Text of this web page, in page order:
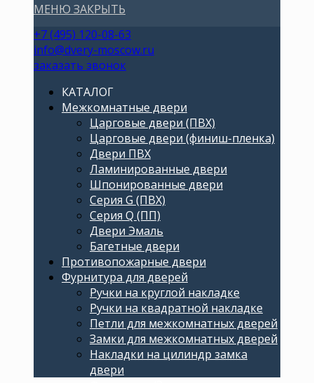
МЕНЮ ЗАКРЫТЬ
+7 (495) 120-08-63
info@dvery-moscow.ru
заказать звонок
КАТАЛОГ
Межкомнатные двери
Царговые двери (ПВХ)
Царговые двери (финиш-пленка)
Двери ПВХ
Ламинированные двери
Шпонированные двери
Серия G (ПВХ)
Серия Q (ПП)
Двери Эмаль
Багетные двери
Противопожарные двери
Фурнитура для дверей
Ручки на круглой накладке
Ручки на квадратной накладке
Петли для межкомнатных дверей
Замки для межкомнатных дверей
Накладки на цилиндр замка
двери